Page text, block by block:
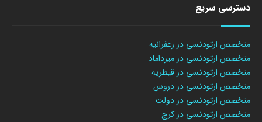
دسترسی سریع
متخصص ارتودنسی در زعفرانیه
متخصص ارتودنسی در میرداماد
متخصص ارتودنسی در قیطریه
متخصص ارتودنسی در دروس
متخصص ارتودنسی در دولت
متخصص ارتودنسی در کرج